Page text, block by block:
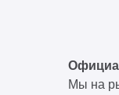
Мы на